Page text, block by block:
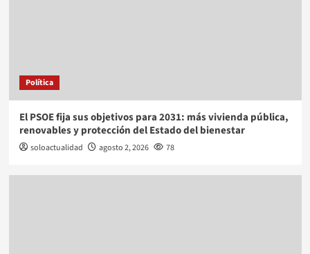
Política
El PSOE fija sus objetivos para 2031: más vivienda pública,
renovables y protección del Estado del bienestar
soloactualidad agosto 2, 2026 78